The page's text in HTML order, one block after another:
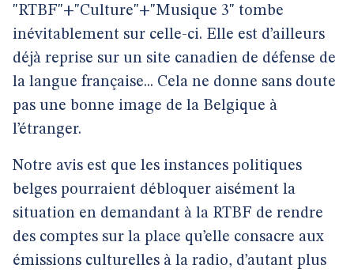
"RTBF"+"Culture"+"Musique 3" tombe
inévitablement sur celle-ci. Elle est d’ailleurs
déjà reprise sur un site canadien de défense de
la langue française... Cela ne donne sans doute
pas une bonne image de la Belgique à
l’étranger.
Notre avis est que les instances politiques
belges pourraient débloquer aisément la
situation en demandant à la RTBF de rendre
des comptes sur la place qu’elle consacre aux
émissions culturelles à la radio, d’autant plus